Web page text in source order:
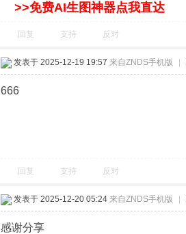
>>免费AI生图神器点我直达
回复 支持 反对
发表于 2025-12-19 19:57 来自ZNDS手机版
666
回复 支持 反对
发表于 2025-12-20 05:24 来自ZNDS手机版
感谢分享